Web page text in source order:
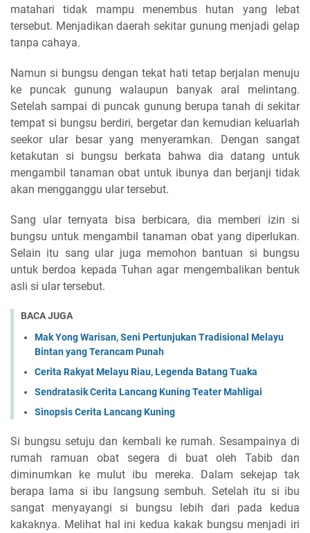
matahari tidak mampu menembus hutan yang lebat
tersebut. Menjadikan daerah sekitar gunung menjadi gelap
tanpa cahaya.
Namun si bungsu dengan tekat hati tetap berjalan menuju
ke puncak gunung walaupun banyak aral melintang.
Setelah sampai di puncak gunung berupa tanah di sekitar
tempat si bungsu berdiri, bergetar dan kemudian keluarlah
seekor ular besar yang menyeramkan. Dengan sangat
ketakutan si bungsu berkata bahwa dia datang untuk
mengambil tanaman obat untuk ibunya dan berjanji tidak
akan mengganggu ular tersebut.
Sang ular ternyata bisa berbicara, dia memberi izin si
bungsu untuk mengambil tanaman obat yang diperlukan.
Selain itu sang ular juga memohon bantuan si bungsu
untuk berdoa kepada Tuhan agar mengembalikan bentuk
asli si ular tersebut.
BACA JUGA
Mak Yong Warisan, Seni Pertunjukan Tradisional Melayu
Bintan yang Terancam Punah
Cerita Rakyat Melayu Riau, Legenda Batang Tuaka
Sendratasik Cerita Lancang Kuning Teater Mahligai
Sinopsis Cerita Lancang Kuning
Si bungsu setuju dan kembali ke rumah. Sesampainya di
rumah ramuan obat segera di buat oleh Tabib dan
diminumkan ke mulut ibu mereka. Dalam sekejap tak
berapa lama si ibu langsung sembuh. Setelah itu si ibu
sangat menyayangi si bungsu lebih dari pada kedua
kakaknya. Melihat hal ini kedua kakak bungsu menjadi iri